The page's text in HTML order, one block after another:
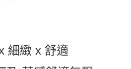
細緻 x 舒適